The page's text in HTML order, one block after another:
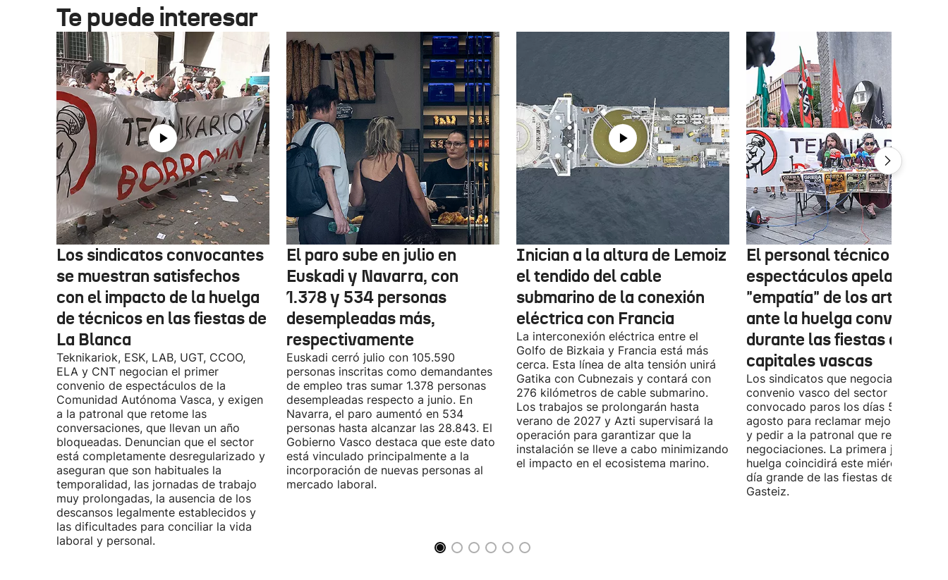
Te puede interesar
Los sindicatos convocantes
se muestran satisfechos
con el impacto de la huelga
de técnicos en las fiestas de
La Blanca
Teknikariok, ESK, LAB, UGT, CCOO,
ELA y CNT negocian el primer
convenio de espectáculos de la
Comunidad Autónoma Vasca, y exigen
a la patronal que retome las
conversaciones, que llevan un año
bloqueadas. Denuncian que el sector
está completamente desregularizado y
aseguran que son habituales la
temporalidad, las jornadas de trabajo
muy prolongadas, la ausencia de los
descansos legalmente establecidos y
las dificultades para conciliar la vida
laboral y personal.
El paro sube en julio en
Euskadi y Navarra, con
1.378 y 534 personas
desempleadas más,
respectivamente
Euskadi cerró julio con 105.590
personas inscritas como demandantes
de empleo tras sumar 1.378 personas
desempleadas respecto a junio. En
Navarra, el paro aumentó en 534
personas hasta alcanzar las 28.843. El
Gobierno Vasco destaca que este dato
está vinculado principalmente a la
incorporación de nuevas personas al
mercado laboral.
Inician a la altura de Lemoiz
el tendido del cable
submarino de la conexión
eléctrica con Francia
La interconexión eléctrica entre el
Golfo de Bizkaia y Francia está más
cerca. Esta línea de alta tensión unirá
Gatika con Cubnezais y contará con
276 kilómetros de cable submarino.
Los trabajos se prolongarán hasta
verano de 2027 y Azti supervisará la
operación para garantizar que la
instalación se lleve a cabo minimizando
el impacto en el ecosistema marino.
El personal técnico de
espectáculos apela a la
"empatía" de los artistas
ante la huelga convocada
durante las fiestas de las
capitales vascas
Los sindicatos que negocian el
convenio vasco del sector han
convocado paros los días 5, 14 y 26
agosto para reclamar mejoras
y pedir a la patronal que retome las
negociaciones. La primera jornada de
huelga coincidirá este miércoles con
día grande de las fiestas de Vitoria-
Gasteiz.